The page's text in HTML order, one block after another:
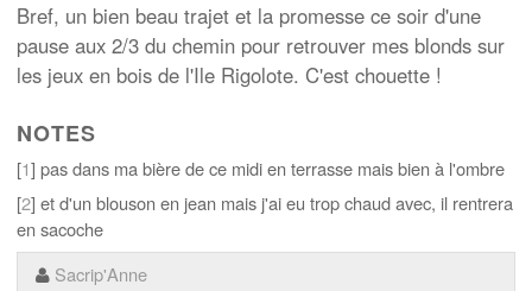
Bref, un bien beau trajet et la promesse ce soir d'une
pause aux 2/3 du chemin pour retrouver mes blonds sur
les jeux en bois de l'Ile Rigolote. C'est chouette !
NOTES
[1] pas dans ma bière de ce midi en terrasse mais bien à l'ombre
[2] et d'un blouson en jean mais j'ai eu trop chaud avec, il rentrera
en sacoche
Sacrip'Anne